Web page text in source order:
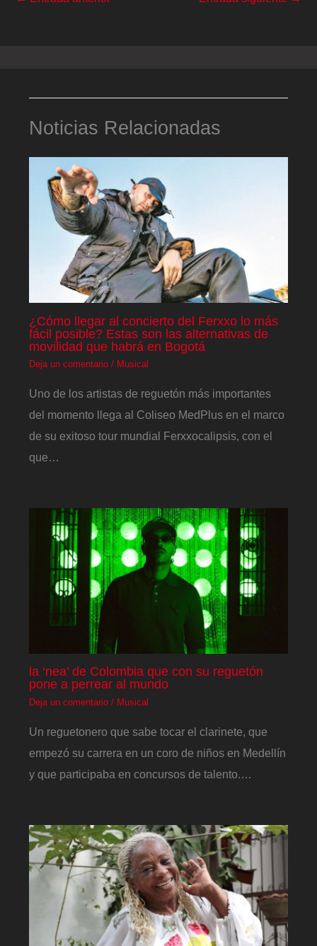
Noticias Relacionadas
¿Cómo llegar al concierto del Ferxxo lo más
fácil posible? Estas son las alternativas de
movilidad que habrá en Bogotá
Deja un comentario / Musical
Uno de los artistas de reguetón más importantes
del momento llega al Coliseo MedPlus en el marco
de su exitoso tour mundial Ferxxocalipsis, con el
que…
la ‘nea’ de Colombia que con su reguetón
pone a perrear al mundo
Deja un comentario / Musical
Un reguetonero que sabe tocar el clarinete, que
empezó su carrera en un coro de niños en Medellín
y que participaba en concursos de talento.…